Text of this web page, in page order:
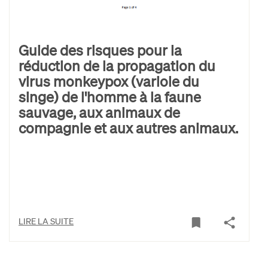
Guide des risques pour la
réduction de la propagation du
virus monkeypox (variole du
singe) de l'homme à la faune
sauvage, aux animaux de
compagnie et aux autres animaux.
LIRE LA SUITE